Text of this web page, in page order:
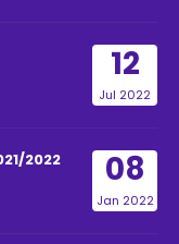
12
Jul 2022
08
Jan 2022
2022